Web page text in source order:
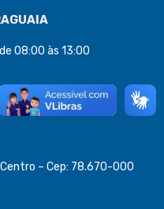
08:00 às 13:00
Centro – Cep: 78.670-000